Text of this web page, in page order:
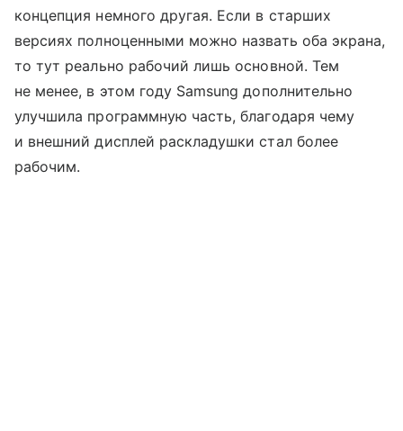
концепция немного другая. Если в старших
версиях полноценными можно назвать оба экрана,
то тут реально рабочий лишь основной. Тем
не менее, в этом году Samsung дополнительно
улучшила программную часть, благодаря чему
и внешний дисплей раскладушки стал более
рабочим.